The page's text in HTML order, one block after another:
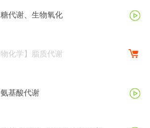
糖代谢、生物氧化
物化学】脂质代谢
氨基酸代谢